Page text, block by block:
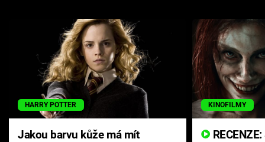
HARRY POTTER
Jakou barvu kůže má mít
KINOFILMY